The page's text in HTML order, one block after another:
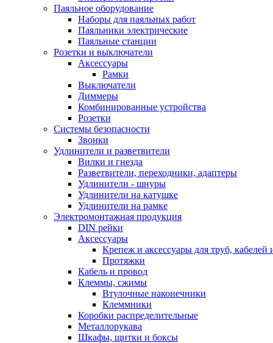
Паяльное оборудование
Наборы для паяльных работ
Паяльники электрические
Паяльные станции
Розетки и выключатели
Аксессуары
Рамки
Выключатели
Диммеры
Комбинированные устройства
Розетки
Системы безопасности
Звонки
Удлинители и разветвители
Вилки и гнезда
Разветвители, переходники, адаптеры
Удлинители - шнуры
Удлинители на катушке
Удлинители на рамке
Электромонтажная продукция
DIN рейки
Аксессуары
Крепеж и аксессуары для труб, кабелей
Протяжки
Кабель и провод
Клеммы, сжимы
Втулочные наконечники
Клеммники
Коробки распределительные
Металлорукава
Шкафы, щитки и боксы